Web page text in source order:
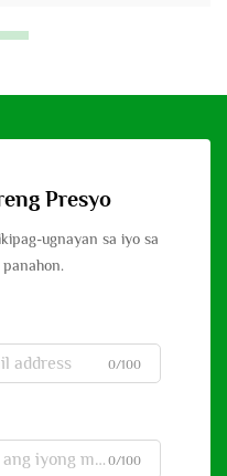
Presyo
ugnayan sa iyo sa
0/100
0/100